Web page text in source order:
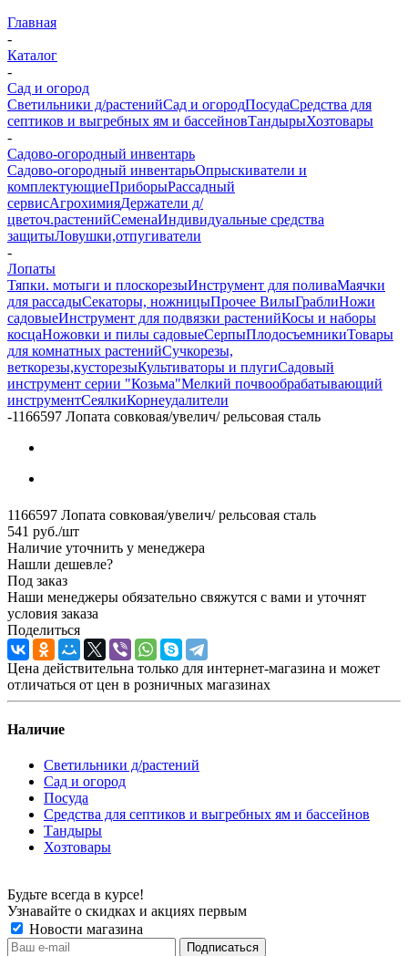
Главная
-
Каталог
-
Сад и огород
Светильники д/растенийСад и огородПосудаСредства для
септиков и выгребных ям и бассейновТандырыХозтовары
-
Садово-огородный инвентарь
Садово-огородный инвентарьОпрыскиватели и
комплектующиеПриборыРассадный
сервисАгрохимияДержатели д/
цветоч.растенийСеменаИндивидуальные средства
защитыЛовушки,отпугиватели
-
Лопаты
Тяпки. мотыги и плоскорезыИнструмент для поливаМаячки
для рассадыСекаторы, ножницыПрочее ВилыГраблиНожи
садовыеИнструмент для подвязки растенийКосы и наборы
косцаНожовки и пилы садовыеСерпыПлодосъемникиТовары
для комнатных растенийСучкорезы,
веткорезы,кусторезыКультиваторы и плугиСадовый
инструмент серии "Козьма"Мелкий почвообрабатывающий
инструментСеялкиКорнеудалители
-1166597 Лопата совковая/увелич/ рельсовая сталь
1166597 Лопата совковая/увелич/ рельсовая сталь
541 руб./шт
Наличие уточнить у менеджера
Нашли дешевле?
Под заказ
Наши менеджеры обязательно свяжутся с вами и уточнят
условия заказа
Поделиться
Цена действительна только для интернет-магазина и может
отличаться от цен в розничных магазинах
Наличие
Светильники д/растений
Сад и огород
Посуда
Средства для септиков и выгребных ям и бассейнов
Тандыры
Хозтовары
Будьте всегда в курсе!
Узнавайте о скидках и акциях первым
Новости магазина